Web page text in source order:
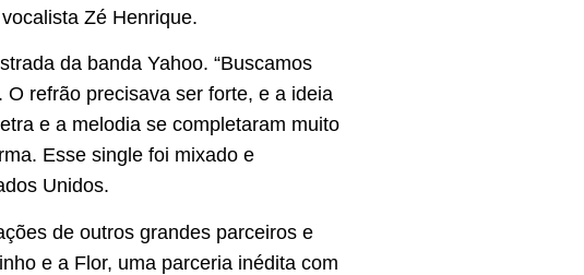
Zé Henrique.
da banda Yahoo. “Buscamos
refrão precisava ser forte, e a ideia
e a melodia se completaram muito
Esse single foi mixado e
Unidos.
de outros grandes parceiros e
e a Flor, uma parceria inédita com